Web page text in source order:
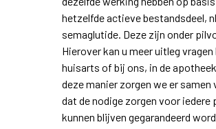
hetzelfde actieve bestandsdeel,
semaglutide. Deze zijn onder
Hierover kan u meer uitleg vragen
huisarts of bij ons, in de
deze manier zorgen we er samen
dat de nodige zorgen voor iedere
kunnen blijven gegarandeerd